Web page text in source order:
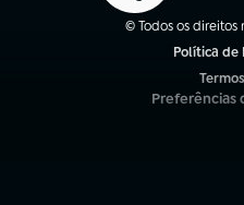
© Todos os direitos
Política de
(abre
Preferências